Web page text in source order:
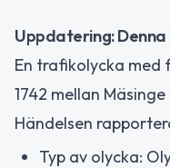
Uppdatering:
En trafikolycka
1742 mellan
Händelsen
Typ av olycka: